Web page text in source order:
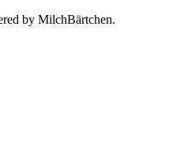
by MilchBärtchen.